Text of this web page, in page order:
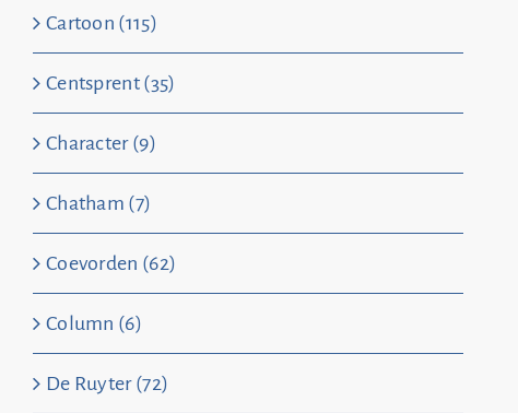
Cartoon (115)
Centsprent (35)
Character (9)
Chatham (7)
Coevorden (62)
Column (6)
De Ruyter (72)